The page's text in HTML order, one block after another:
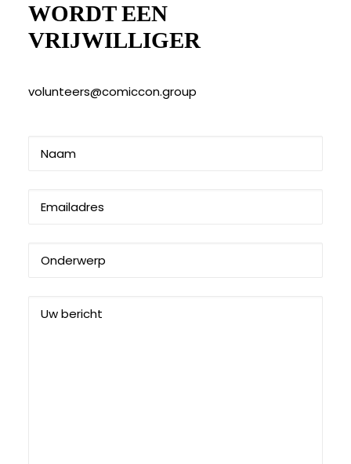
WORDT EEN
VRIJWILLIGER
volunteers@comiccon.group